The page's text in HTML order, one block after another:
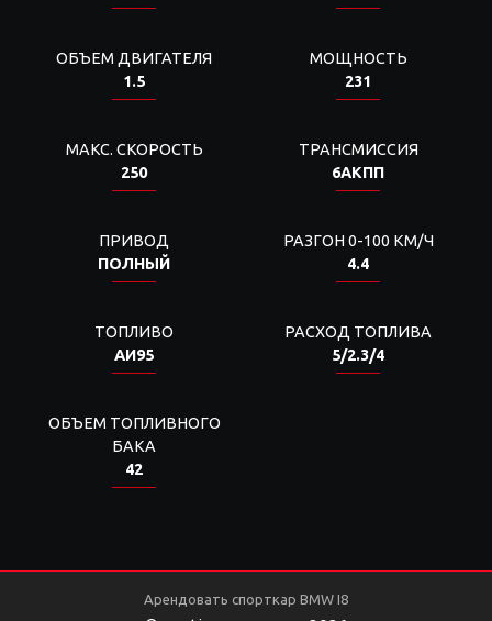
ОБЪЕМ ДВИГАТЕЛЯ
1.5
МОЩНОСТЬ
231
МАКС. СКОРОСТЬ
250
ТРАНСМИССИЯ
6АКПП
ПРИВОД
ПОЛНЫЙ
РАЗГОН 0-100 КМ/Ч
4.4
ТОПЛИВО
АИ95
РАСХОД ТОПЛИВА
5/2.3/4
ОБЪЕМ ТОПЛИВНОГО
БАКА
42
Арендовать спорткар BMW I8